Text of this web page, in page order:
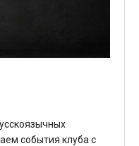
события клуба с